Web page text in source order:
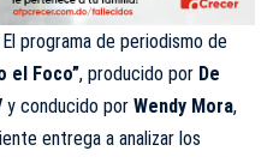
El programa de periodismo de
el Foco”, producido por De
y conducido por Wendy Mora,
entrega a analizar los